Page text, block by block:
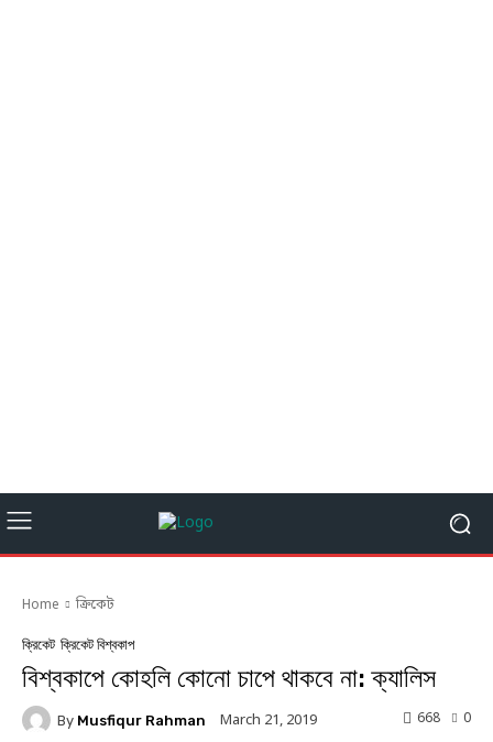
Home ক্রিকেট
ক্রিকেট ক্রিকেট বিশ্বকাপ
বিশ্বকাপে কোহলি কোনো চাপে থাকবে না: ক্যালিস
By Musfiqur Rahman March 21, 2019 0
668